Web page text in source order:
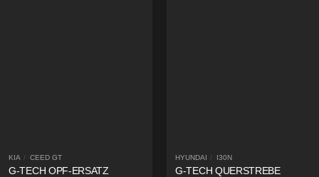
KIA / CEED GT
G-TECH OPF-ERSATZ
HYUNDAI / I30N
G-TECH QUERSTREBE